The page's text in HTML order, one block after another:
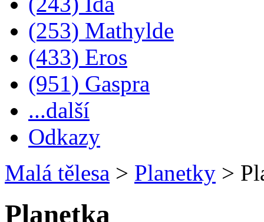
(253) Mathylde
(433) Eros
(951) Gaspra
...další
Odkazy
Malá tělesa > Planetky >
Planetka